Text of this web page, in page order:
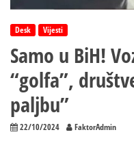
Desk Vijesti
Samo u BiH!
“golfa”,
paljbu”
22/10/2024 FaktorAdmin